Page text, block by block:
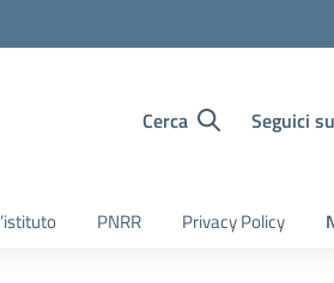
Cerca Seguici
PNRR Privacy Policy